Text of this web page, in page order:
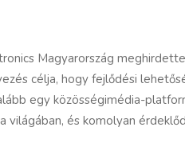
Magyarország
célja, hogy fejlődési
egy közösségimédia-
világában, és komolyan